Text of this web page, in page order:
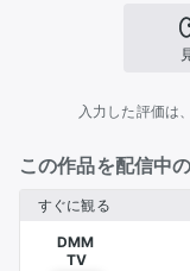
入力した評価は
この作品を配信中
すぐに観る
DMM
TV